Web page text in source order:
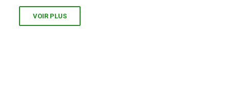
VOIR PLUS